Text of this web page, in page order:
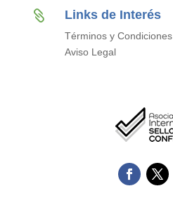
 Links de Interés
Términos y Condiciones
Aviso Legal